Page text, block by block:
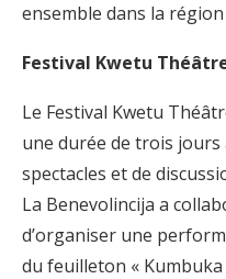
ensemble dans la
Festival Kwetu
Le Festival Kwetu
une durée de trois
spectacles et de
La Benevolincija a
d’organiser une
du feuilleton «